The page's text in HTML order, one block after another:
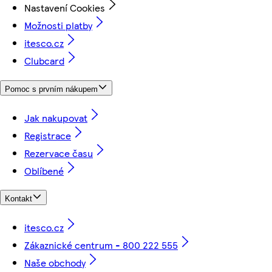
Nastavení Cookies
Možnosti platby
itesco.cz
Clubcard
Pomoc s prvním nákupem
Jak nakupovat
Registrace
Rezervace času
Oblíbené
Kontakt
itesco.cz
Zákaznické centrum - 800 222 555
Naše obchody